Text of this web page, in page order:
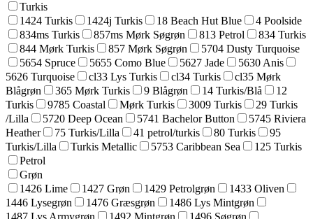
Turkis
1424 Turkis
1424j Turkis 18 Beach Hut Blue
4 Poolside
834ms Turkis
857ms Mørk Søgrøn 813 Petrol
834 Turkis
844 Mørk Turkis
857 Mørk Søgrøn
5704 Dusty Turquoise
5654 Spruce
5655 Como Blue 5627 Jade
5630 Anis
5626 Turquoise
cl33 Lys Turkis cl34 Turkis
cl35 Mørk
Blågrøn
365 Mørk Turkis 9 Blågrøn 14 Turkis/Blå
12
Turkis
9785 Coastal Mørk Turkis 3009 Turkis
29 Turkis
/Lilla
5720 Deep Ocean 5741 Bachelor Button
5745 Riviera
Heather
75 Turkis/Lilla 41 petrol/turkis 80 Turkis
95
Turkis/Lilla
Turkis Metallic 5753 Caribbean Sea
125 Turkis
Petrol
Grøn
1426 Lime
1427 Grøn 1429 Petrolgrøn
1433 Oliven
1446 Lysegrøn
1476 Græsgrøn
1486 Lys Mintgrøn